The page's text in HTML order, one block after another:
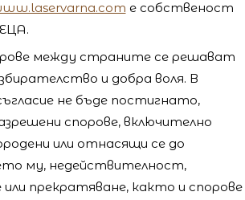
е собственост
между страните се решават
и добра воля. В
не бъде постигнато,
спорове, включително
или отнасящи се до
му, недействителност,
или прекратяване, както и спорове